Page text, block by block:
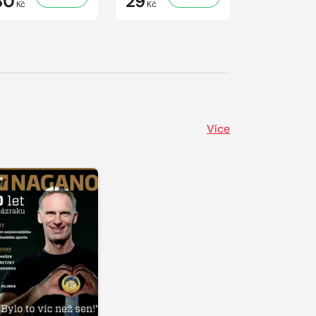
Kč Kč
Více